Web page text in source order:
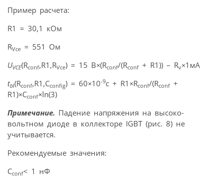
Пример расчета:
R1 = 30,1 кОм
RVce = 551 Ом
UVCE(Rconf,R1,RVce) = 15 B×(Rconf/(Rconf + R1)) – Rv×1мА
tbl(Rconf,R1,Cconfig) = 60×10-9c + R1 ×Rconf/(Rconf +
R1)×Cconf×ln(3)
Примечание. Падение напряжения на высоко­
вольтном диоде в коллекторе IGBT (рис. 8) не
учитывается.
Рекомендуемые значения:
Cconf< 1 нФ